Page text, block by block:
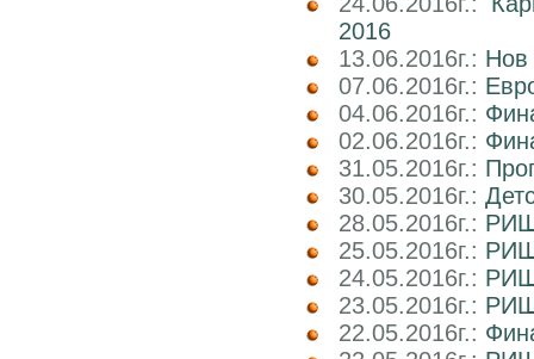
2016
13.06.2016г.:
07.06.2016г.:
04.06.2016г.:
02.06.2016г.:
31.05.2016г.:
30.05.2016г.:
28.05.2016г.: РИШ
25.05.2016г.:
24.05.2016г.:
23.05.2016г.: РИШ
22.05.2016г.: